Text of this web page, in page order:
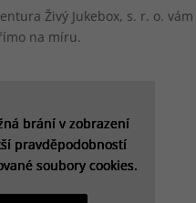
Živý Jukebox, s. r. o. vám
na míru.
brání v zobrazení
pravděpodobností
soubory cookies.
brání v zobrazení
pravděpodobností
soubory cookies.
brání v zobrazení
pravděpodobností
soubory cookies.
brání v zobrazení
pravděpodobností
soubory cookies.
brání v zobrazení
pravděpodobností
soubory cookies.
brání v zobrazení
pravděpodobností
soubory cookies.